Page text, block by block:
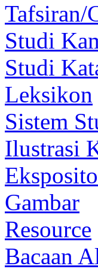
Tafsiran/
Studi
Studi
Leksikon
Sistem
Ilustrasi
Gambar
Resource
Bacaan